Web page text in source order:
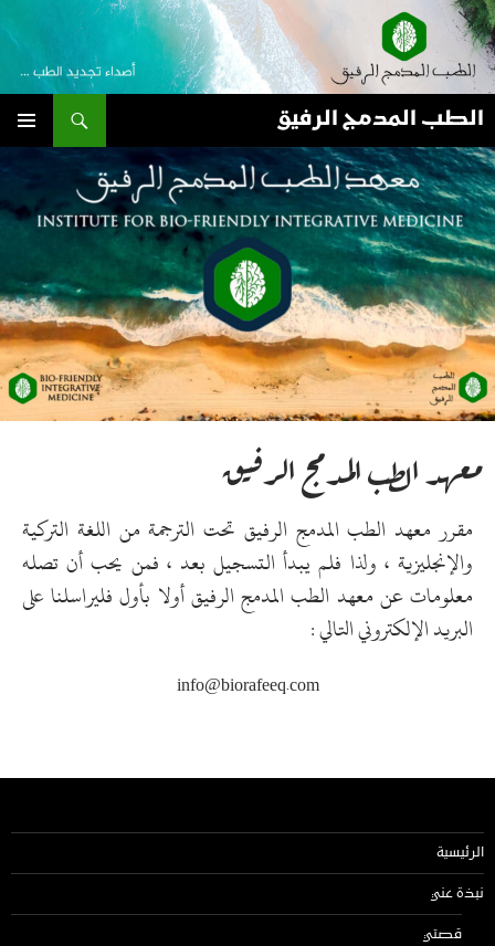
انتقل
إلى
المحتوى
الطب المدمج الرفيق
بحث
معهد الطب المدمج الرفيق
مقرر معهد الطب المدمج الرفيق تحت الترجمة من اللغة التركية
والإنجليزية ، ولذا فلم يبدأ التسجيل بعد ، فمن يحب أن تصله
معلومات عن معهد الطب المدمج الرفيق أولا بأول فليراسلنا على
البريد الإلكتروني التالي :
info@biorafeeq.com
الرئيسية
نبذة عني
قصتي